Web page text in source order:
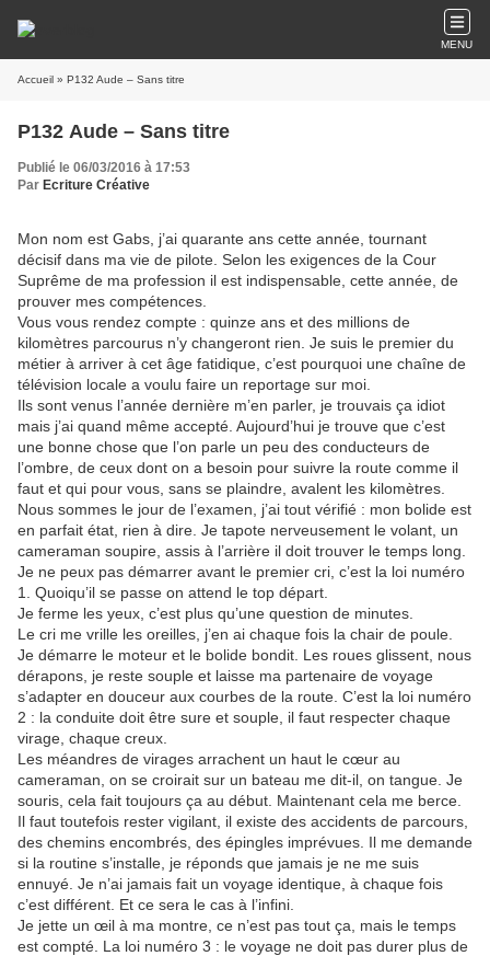
MENU
Accueil » P132 Aude – Sans titre
P132 Aude – Sans titre
Publié le 06/03/2016 à 17:53
Par Ecriture Créative
Mon nom est Gabs, j’ai quarante ans cette année, tournant
décisif dans ma vie de pilote. Selon les exigences de la Cour
Suprême de ma profession il est indispensable, cette année, de
prouver mes compétences.
Vous vous rendez compte : quinze ans et des millions de
kilomètres parcourus n’y changeront rien. Je suis le premier du
métier à arriver à cet âge fatidique, c’est pourquoi une chaîne de
télévision locale a voulu faire un reportage sur moi.
Ils sont venus l’année dernière m’en parler, je trouvais ça idiot
mais j’ai quand même accepté. Aujourd’hui je trouve que c’est
une bonne chose que l’on parle un peu des conducteurs de
l’ombre, de ceux dont on a besoin pour suivre la route comme il
faut et qui pour vous, sans se plaindre, avalent les kilomètres.
Nous sommes le jour de l’examen, j’ai tout vérifié : mon bolide est
en parfait état, rien à dire. Je tapote nerveusement le volant, un
cameraman soupire, assis à l’arrière il doit trouver le temps long.
Je ne peux pas démarrer avant le premier cri, c’est la loi numéro
1. Quoiqu’il se passe on attend le top départ.
Je ferme les yeux, c’est plus qu’une question de minutes.
Le cri me vrille les oreilles, j’en ai chaque fois la chair de poule.
Je démarre le moteur et le bolide bondit. Les roues glissent, nous
dérapons, je reste souple et laisse ma partenaire de voyage
s’adapter en douceur aux courbes de la route. C’est la loi numéro
2 : la conduite doit être sure et souple, il faut respecter chaque
virage, chaque creux.
Les méandres de virages arrachent un haut le cœur au
cameraman, on se croirait sur un bateau me dit-il, on tangue. Je
souris, cela fait toujours ça au début. Maintenant cela me berce.
Il faut toutefois rester vigilant, il existe des accidents de parcours,
des chemins encombrés, des épingles imprévues. Il me demande
si la routine s’installe, je réponds que jamais je ne me suis
ennuyé. Je n’ai jamais fait un voyage identique, à chaque fois
c’est différent. Et ce sera le cas à l’infini.
Je jette un œil à ma montre, ce n’est pas tout ça, mais le temps
est compté. La loi numéro 3 : le voyage ne doit pas durer plus de